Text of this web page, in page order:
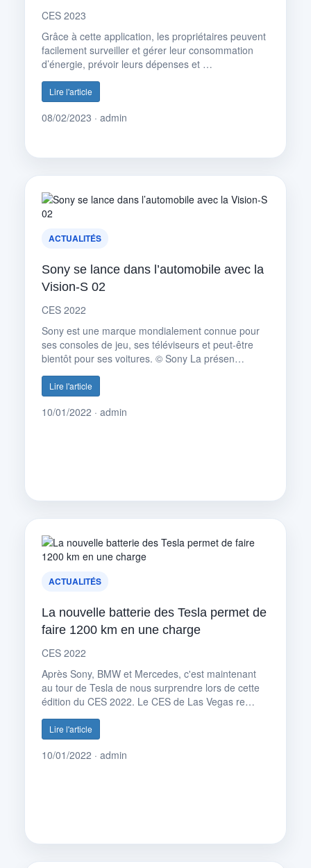
CES 2023
Grâce à cette application, les propriétaires peuvent
facilement surveiller et gérer leur consommation
d’énergie, prévoir leurs dépenses et …
Lire l'article
08/02/2023 · admin
ACTUALITÉS
Sony se lance dans l’automobile avec la
Vision-S 02
CES 2022
Sony est une marque mondialement connue pour
ses consoles de jeu, ses téléviseurs et peut-être
bientôt pour ses voitures. © Sony La présen…
Lire l'article
10/01/2022 · admin
ACTUALITÉS
La nouvelle batterie des Tesla permet de
faire 1200 km en une charge
CES 2022
Après Sony, BMW et Mercedes, c'est maintenant
au tour de Tesla de nous surprendre lors de cette
édition du CES 2022. Le CES de Las Vegas re…
Lire l'article
10/01/2022 · admin